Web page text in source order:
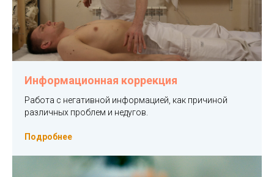
Информационная коррекция
Работа с негативной информацией, как причиной
различных проблем и недугов.
Подробнее